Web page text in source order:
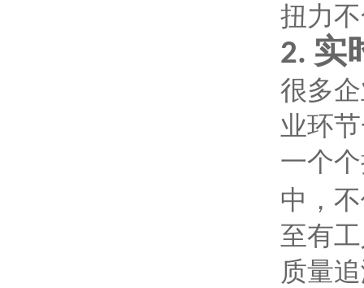
扭力
2. 实
很多
业环
一个
中，
至有
质量